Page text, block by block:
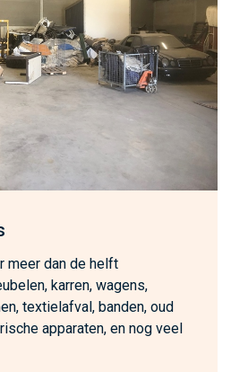
meer dan de helft
karren, wagens,
textielafval, banden, oud
apparaten, en nog veel